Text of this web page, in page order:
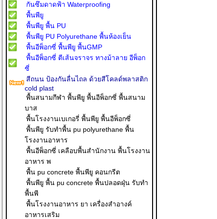
กันซึมดาดฟ้า Waterproofing
พื้นพียู
พื้นพียู พื้น PU
พื้นพียู PU Polyurethane พื้นห้องเย็น
พื้นอีพ็อกซี่ พื้นพียู พื้นGMP
พื้นอีพ็อกซี่ ตีเส้นจราจร ทางม้าลาย อีพ็อก
ซี่
สีถนน ป้องกันลื่นไถล ด้วยสีโคลด์พลาสติก
cold plast
พื้นสนามกีฬา พื้นพียู พื้นอีพ็อกซี่ พื้นสนาม
บาส
พื้นโรงงานเบเกอรี่ พื้นพียู พื้นอีพ็อกซี่
พื้นพียู รับทำพื้น pu polyurethane พื้น
โรงงานอาหาร
พื้นอีพ็อกซี่ เคลือบพื้นสำนักงาน พื้นโรงงาน
อาหาร พ
พื้น pu concrete พื้นพียู คอนกรีต
พื้นพียู พื้น pu concrete พื้นปลอดฝุ่น รับทำ
พื้นพี
พื้นโรงงานอาหาร ยา เครื่องสำอางค์
อาหารเสริม